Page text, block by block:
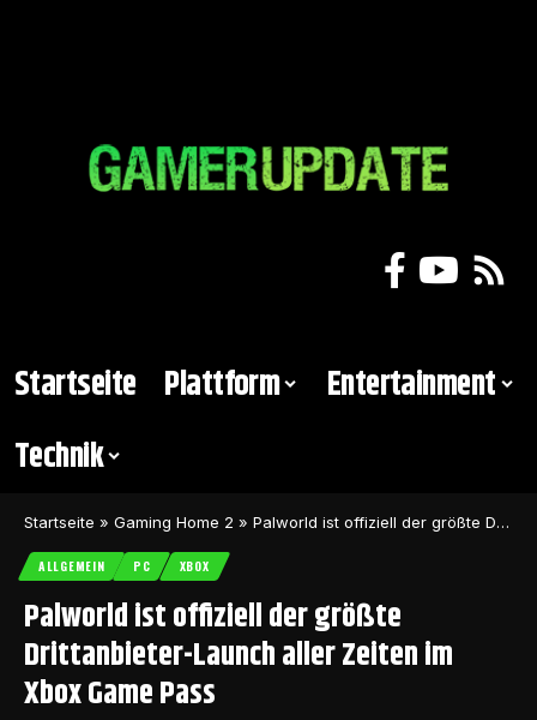
Startseite Plattform
Entertainment
Technik
Startseite » Gaming Home 2 » Palworld ist offiziell der größte Drittanbieter-Launch aller Zeiten im Xbox Game Pass
ALLGEMEIN PC XBOX
Palworld ist offiziell der größte
Drittanbieter-Launch aller Zeiten im
Xbox Game Pass